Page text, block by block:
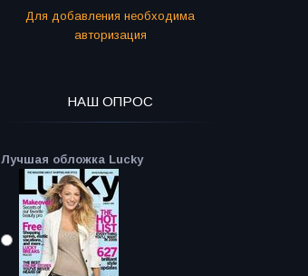
Для добавления необходима
авторизация
НАШ ОПРОС
Лучшая обложка Lucky